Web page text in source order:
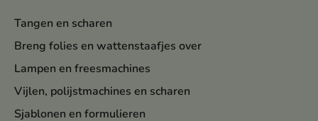
Tangen en scharen
Breng folies en wattenstaafjes over
Lampen en freesmachines
Vijlen, polijstmachines en scharen
Sjablonen en formulieren